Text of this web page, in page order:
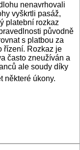
nenavrhovali
vyškrtli pasáž,
platební rozkaz
původně
s platbou za
řízení. Rozkaz je
často zneužíván a
ale soudy díky
některé úkony.